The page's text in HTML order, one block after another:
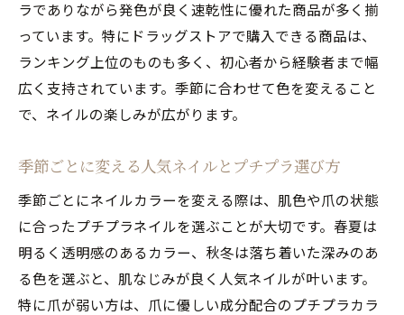
ラでありながら発色が良く速乾性に優れた商品が多く揃
っています。特にドラッグストアで購入できる商品は、
ランキング上位のものも多く、初心者から経験者まで幅
広く支持されています。季節に合わせて色を変えること
で、ネイルの楽しみが広がります。
季節ごとに変える人気ネイルとプチプラ選び方
季節ごとにネイルカラーを変える際は、肌色や爪の状態
に合ったプチプラネイルを選ぶことが大切です。春夏は
明るく透明感のあるカラー、秋冬は落ち着いた深みのあ
る色を選ぶと、肌なじみが良く人気ネイルが叶います。
特に爪が弱い方は、爪に優しい成分配合のプチプラカラ